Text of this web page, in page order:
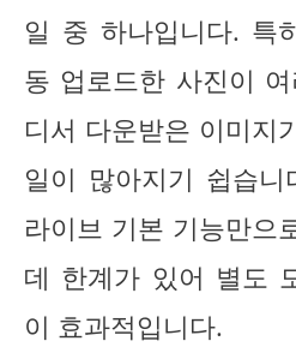
일 중 하나입니다. 특
동 업로드한 사진이
디서 다운받은 이미지
일이 많아지기 쉽습
라이브 기본 기능만으
데 한계가 있어 별도
이 효과적입니다.